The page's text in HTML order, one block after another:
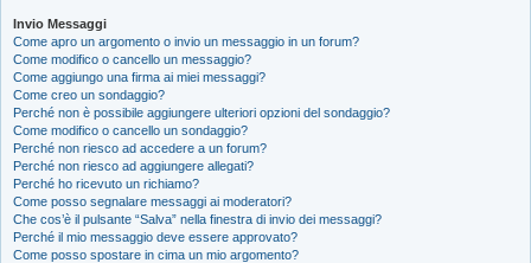
Invio Messaggi
Come apro un argomento o invio un messaggio in un forum?
Come modifico o cancello un messaggio?
Come aggiungo una firma ai miei messaggi?
Come creo un sondaggio?
Perché non è possibile aggiungere ulteriori opzioni del sondaggio?
Come modifico o cancello un sondaggio?
Perché non riesco ad accedere a un forum?
Perché non riesco ad aggiungere allegati?
Perché ho ricevuto un richiamo?
Come posso segnalare messaggi ai moderatori?
Che cos’è il pulsante “Salva” nella finestra di invio dei messaggi?
Perché il mio messaggio deve essere approvato?
Come posso spostare in cima un mio argomento?